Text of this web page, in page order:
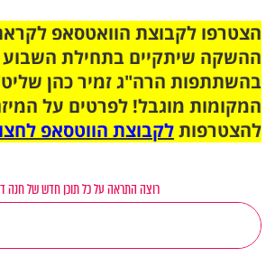
ההשקה שיתקיים בתחילת השבוע
בהשתתפות הרה"ג זמיר כהן
המקומות מוגבל! לפרטים על
להצטרפותלקבוצת הווטסאפ
רוצה התראה על כל תוכן חדש של חנה